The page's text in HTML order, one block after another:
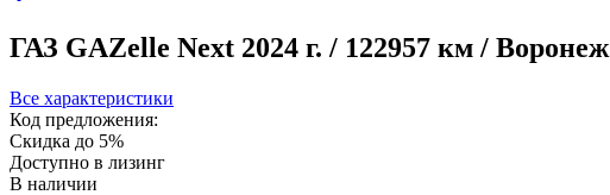
ГАЗ GAZelle Next 2024 г. / 122957 км / Воронеж
Все характеристики
Код предложения:
Скидка до 5%
Доступно в лизинг
В наличии